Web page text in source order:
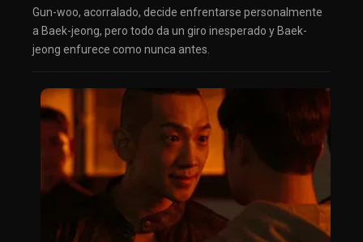
Gun-woo, acorralado, decide enfrentarse personalmente
a Baek-jeong, pero todo da un giro inesperado y Baek-
jeong enfurece como nunca antes.